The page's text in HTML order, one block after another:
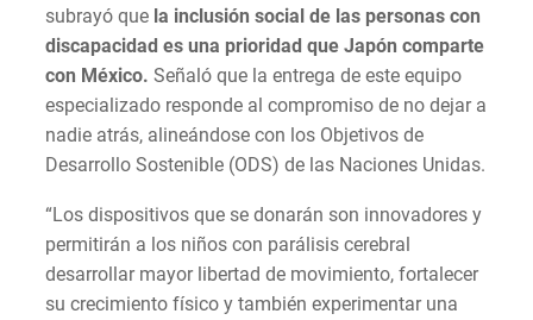
subrayó que la inclusión social de las personas con
discapacidad es una prioridad que Japón comparte
con México. Señaló que la entrega de este equipo
especializado responde al compromiso de no dejar a
nadie atrás, alineándose con los Objetivos de
Desarrollo Sostenible (ODS) de las Naciones Unidas.
“Los dispositivos que se donarán son innovadores y
permitirán a los niños con parálisis cerebral
desarrollar mayor libertad de movimiento, fortalecer
su crecimiento físico y también experimentar una